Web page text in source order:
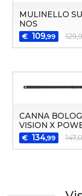
MULINELLO
NOS
€ 109,99
CANNA
VISION X
€ 134,99